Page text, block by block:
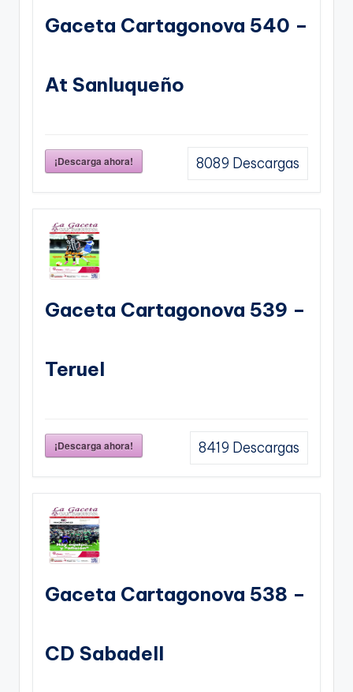
Gaceta Cartagonova 540 –
At Sanluqueño
¡Descarga ahora! 8089 Descargas
Gaceta Cartagonova 539 –
Teruel
¡Descarga ahora! 8419 Descargas
Gaceta Cartagonova 538 –
CD Sabadell